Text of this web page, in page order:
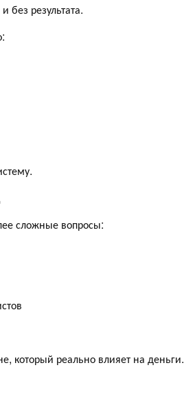
без результата.
сложные вопросы:
который реально влияет на деньги.